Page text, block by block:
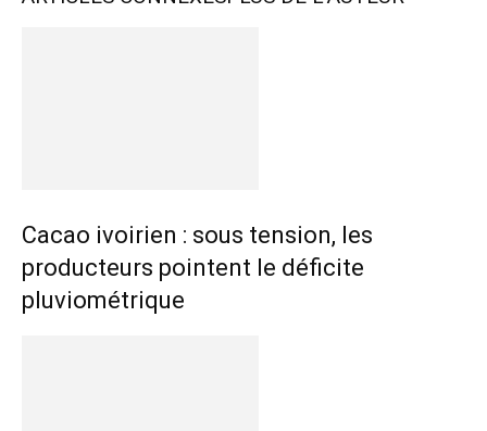
Cacao ivoirien : sous tension, les
producteurs pointent le déficite
pluviométrique